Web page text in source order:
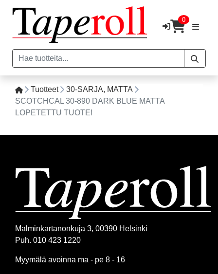
0
Tuotteet
30-SARJA, MATTA
SCOTCHCAL 30-890 DARK BLUE MATTA
LOPETETTU TUOTE!
Malminkartanonkuja 3, 00390 Helsinki
Puh. 010 423 1220
Myymälä avoinna ma - pe 8 - 16